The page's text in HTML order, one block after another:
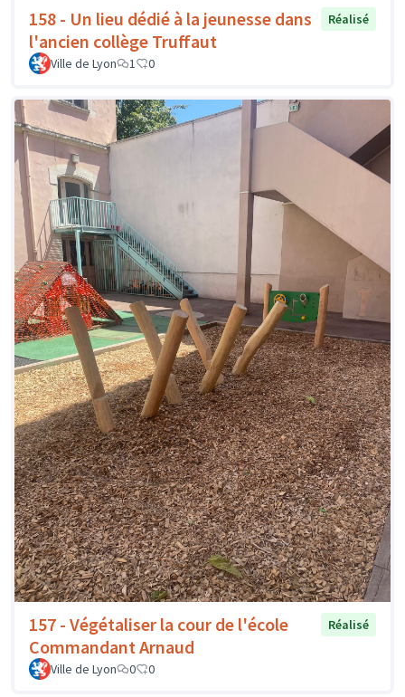
158 - Un lieu dédié à la jeunesse dans
l'ancien collège Truffaut
Réalisé
Ville de Lyon 1 0
157 - Végétaliser la cour de l'école
Commandant Arnaud
Réalisé
Ville de Lyon 0 0